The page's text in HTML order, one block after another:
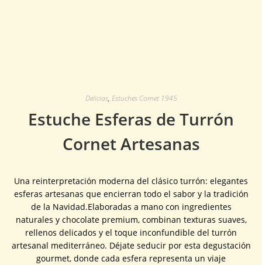
Delicias, Estuches Cornet 1945
Estuche Esferas de Turrón
Cornet Artesanas
Una reinterpretación moderna del clásico turrón: elegantes
esferas artesanas que encierran todo el sabor y la tradición
de la Navidad.Elaboradas a mano con ingredientes
naturales y chocolate premium, combinan texturas suaves,
rellenos delicados y el toque inconfundible del turrón
artesanal mediterráneo. Déjate seducir por esta degustación
gourmet, donde cada esfera representa un viaje